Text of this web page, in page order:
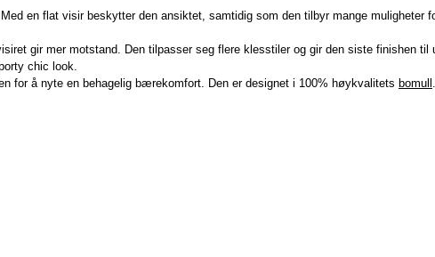
en flat visir beskytter den ansiktet, samtidig som den tilbyr mange muligheter
gir mer motstand. Den tilpasser seg flere klesstiler og gir den siste finishen til
chic look.
for å nyte en behagelig bærekomfort. Den er designet i 100% høykvalitets bomull